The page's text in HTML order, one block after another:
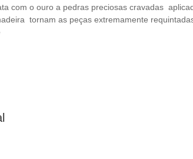
com o ouro a pedras preciosas cravadas
tornam as peças extremamente